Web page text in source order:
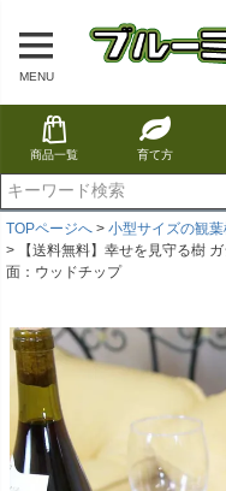
MENU
商品一覧 育て方
TOPページへ
小型サイズの観
【送料無料】幸せを見守る樹
面：ウッドチップ